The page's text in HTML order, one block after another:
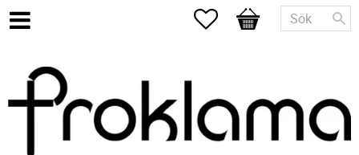
Favoriter
Kundvagn